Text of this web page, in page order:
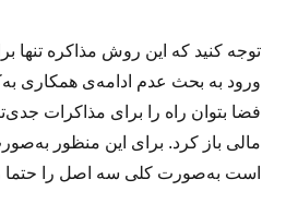
توجه کنید که این روش مذاکره
ورود به بحث عدم ادامه‌ی همکاری
فضا بتوان راه را برای مذاکرات
مالی باز کرد. برای این منظور
است به‌صورت کلی سه اصل را حتما